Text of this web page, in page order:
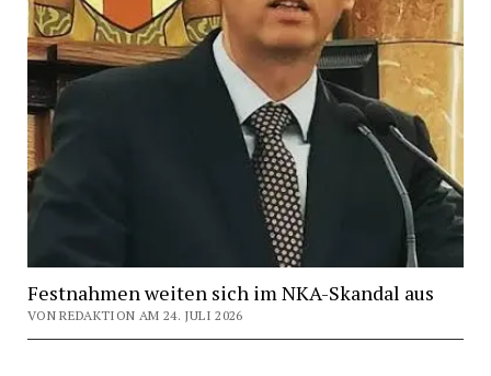
Festnahmen weiten sich im NKA-Skandal aus
VON REDAKTION AM 24. JULI 2026